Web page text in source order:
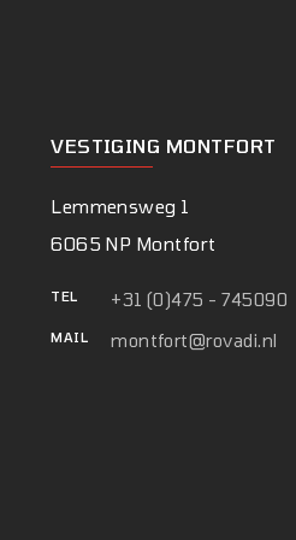
VESTIGING MONTFORT
Lemmensweg 1
6065 NP Montfort
TEL +31 (0)475 - 745090
MAIL montfort@rovadi.nl